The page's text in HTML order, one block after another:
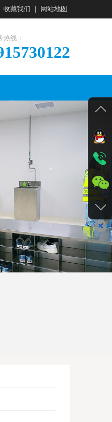
收藏我们 网站地图
热线：